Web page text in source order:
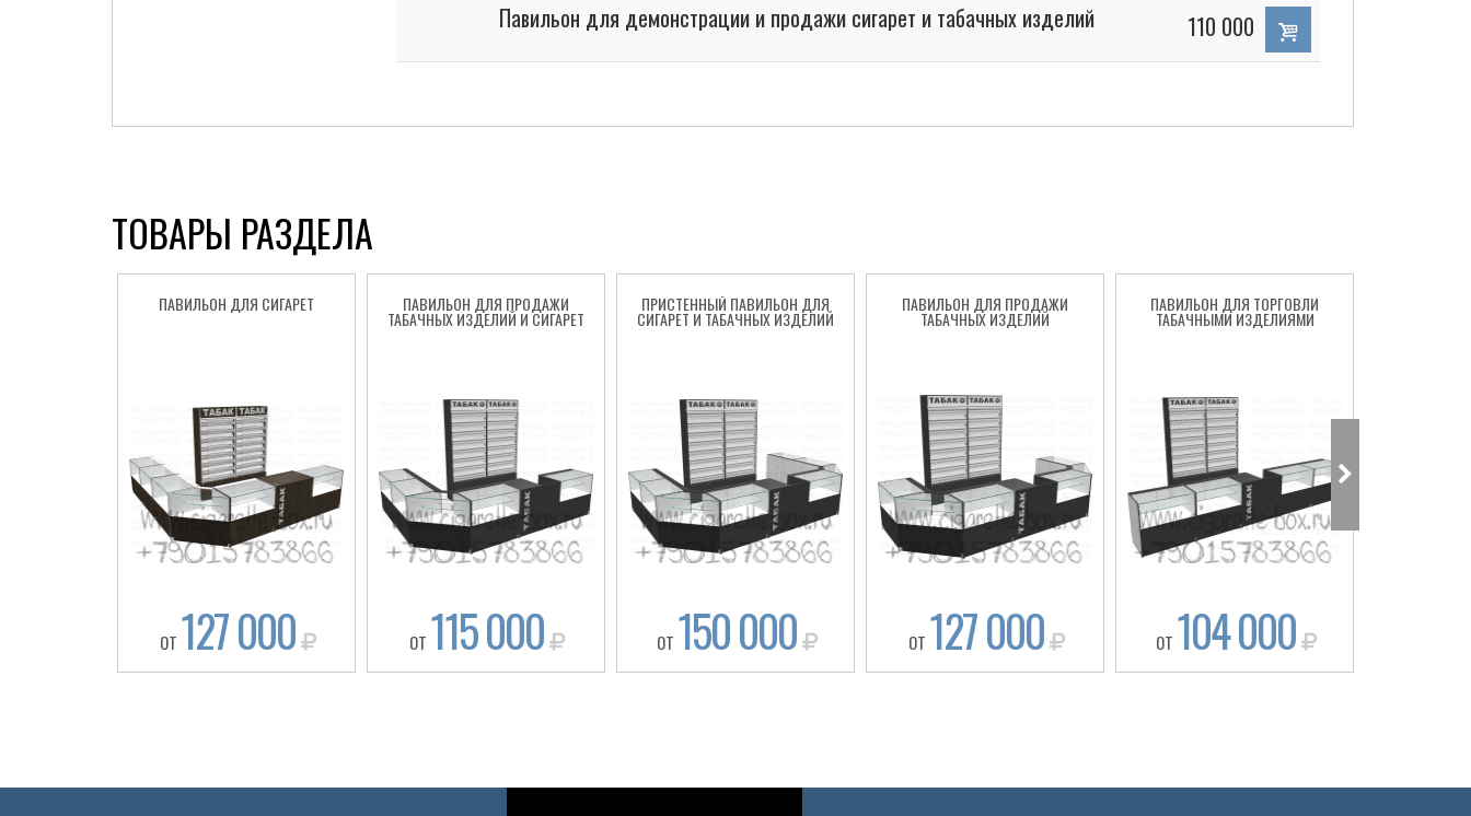
Павильон для демонстрации и продажи сигарет и табачных изделий
110 000
ТОВАРЫ РАЗДЕЛА
ПАВИЛЬОН ДЛЯ СИГАРЕТ
ОТ 127 000
ПАВИЛЬОН ДЛЯ ПРОДАЖИ
ТАБАЧНЫХ ИЗДЕЛИЙ И СИГАРЕТ
ОТ 115 000
ПРИСТЕННЫЙ ПАВИЛЬОН ДЛЯ
СИГАРЕТ И ТАБАЧНЫХ ИЗДЕЛИЙ
ОТ 150 000
ПАВИЛЬОН ДЛЯ ПРОДАЖИ
ТАБАЧНЫХ ИЗДЕЛИЙ
ОТ 127 000
ПАВИЛЬОН ДЛЯ ТОРГОВЛИ
ТАБАЧНЫМИ ИЗДЕЛИЯМИ
ОТ 104 000